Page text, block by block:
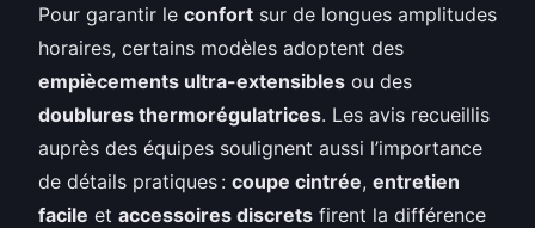
Pour garantir le confort sur de longues amplitudes
horaires, certains modèles adoptent des
empiècements ultra-extensibles ou des
doublures thermorégulatrices. Les avis recueillis
auprès des équipes soulignent aussi l’importance
de détails pratiques : coupe cintrée, entretien
facile et accessoires discrets firent la différence